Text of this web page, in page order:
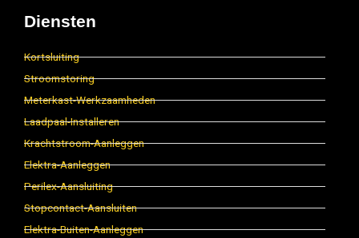
Diensten
Kortsluiting
Stroomstoring
Meterkast-Werkzaamheden
Laadpaal-Installeren
Krachtstroom-Aanleggen
Elektra-Aanleggen
Perilex-Aansluiting
Stopcontact-Aansluiten
Elektra-Buiten-Aanleggen